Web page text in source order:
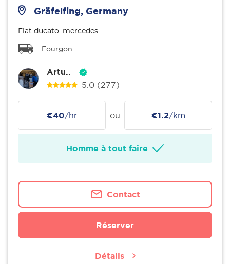
Gräfelfing, Germany
Fiat ducato .mercedes
Fourgon
Artu..
5.0 (277)
€40/hr ou €1.2/km
Homme à tout faire
Contact
Réserver
Détails